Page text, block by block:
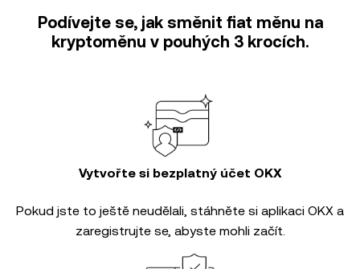
Podívejte se, jak směnit fiat měnu na
kryptoměnu v pouhých 3 krocích.
Vytvořte si bezplatný účet OKX
Pokud jste to ještě neudělali, stáhněte si aplikaci OKX a
zaregistrujte se, abyste mohli začít.